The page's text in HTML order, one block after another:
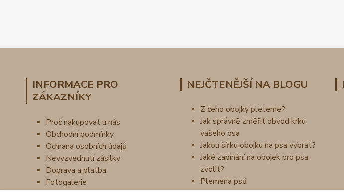
INFORMACE PRO
ZÁKAZNÍKY
Proč nakupovat u nás
Obchodní podmínky
Ochrana osobních údajů
Nevyzvednutí zásilky
Doprava a platba
Fotogalerie
NEJČTENĚJŠÍ NA BLOGU
Z čeho obojky pleteme?
Jak správně změřit obvod krku
vašeho psa
Jakou šířku obojku na psa vybrat?
Jaké zapínání na obojek pro psa
zvolit?
Plemena psů